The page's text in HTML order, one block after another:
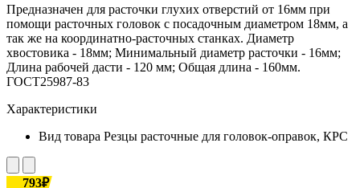
Предназначен для расточки глухих отверстий от 16мм при
помощи расточных головок с посадочным диаметром 18мм, а
так же на координатно-расточных станках. Диаметр
хвостовика - 18мм; Минимальный диаметр расточки - 16мм;
Длина рабочей дасти - 120 мм; Общая длина - 160мм.
ГОСТ25987-83
Характеристики
Вид товара Резцы расточные для головок-оправок, КРС
793₽